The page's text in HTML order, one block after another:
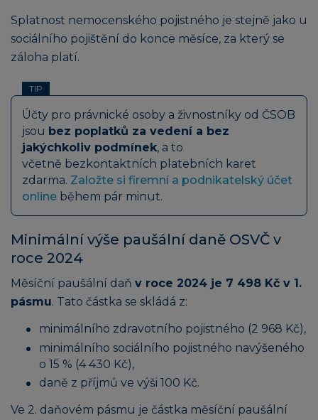
Splatnost nemocenského pojistného je stejně jako u
sociálního pojištění do konce měsíce, za který se
záloha platí.
TIP
Účty pro právnické osoby a živnostníky od ČSOB
jsou bez poplatků za vedení a bez
jakýchkoliv podmínek, a to
včetně bezkontaktních platebních karet
zdarma. Založte si firemní a podnikatelský účet
online během pár minut.
Minimální výše paušální daně OSVČ v
roce 2024
Měsíční paušální daň v roce 2024 je 7 498 Kč v 1.
pásmu. Tato částka se skládá z:
minimálního zdravotního pojistného (2 968 Kč),
minimálního sociálního pojistného navýšeného
o 15 % (4 430 Kč),
daně z příjmů ve výši 100 Kč.
Ve 2. daňovém pásmu je částka měsíční paušální